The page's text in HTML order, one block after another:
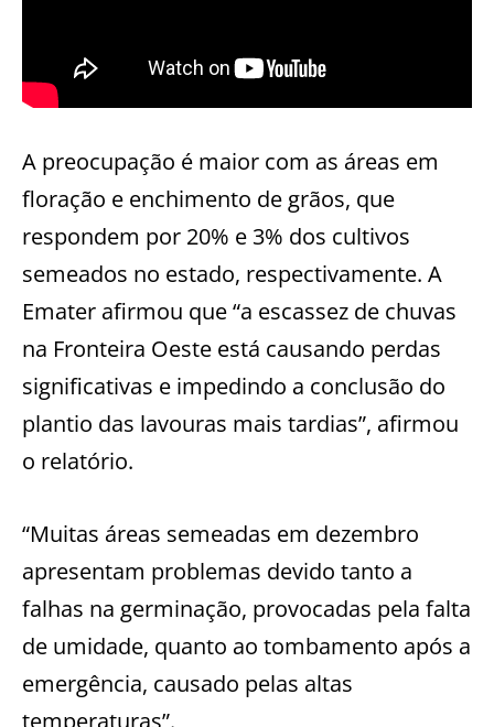
A preocupação é maior com as áreas em
floração e enchimento de grãos, que
respondem por 20% e 3% dos cultivos
semeados no estado, respectivamente. A
Emater afirmou que “a escassez de chuvas
na Fronteira Oeste está causando perdas
significativas e impedindo a conclusão do
plantio das lavouras mais tardias”, afirmou
o relatório.
“Muitas áreas semeadas em dezembro
apresentam problemas devido tanto a
falhas na germinação, provocadas pela falta
de umidade, quanto ao tombamento após a
emergência, causado pelas altas
temperaturas”.